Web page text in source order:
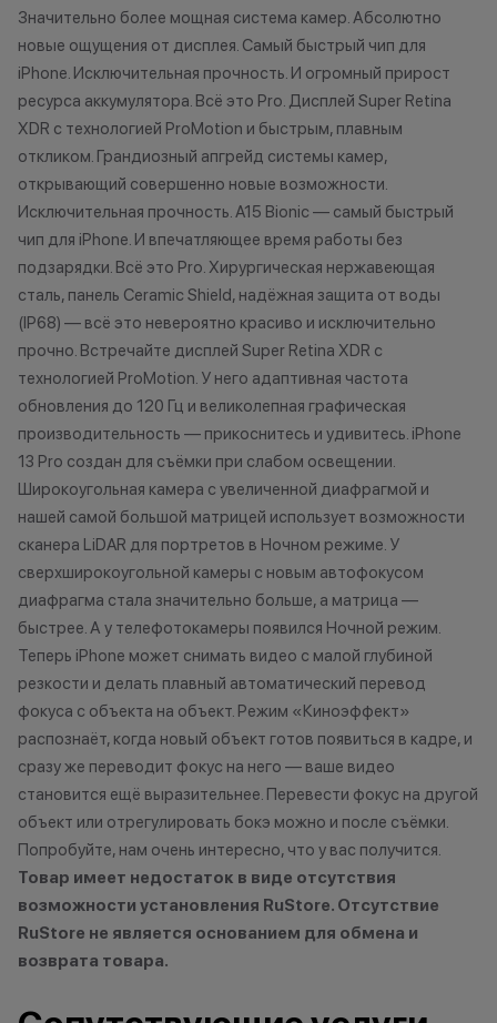
Как можно использовать
баллы
Бонусными баллами можно
оплатить:
до 20% от чека — на аксессуары;
до 10% от чека — на
оригинальную продукцию Dyson и
Xiaomi.
до 5% от чека — на оригинальную
продукцию Apple;
до 2% от чека — на новые iPhone;
Статусы программы
лояльности
Технолев
Кэшбэк: 2%
Заряженный хищник
Кэшбэк: 3%
Царь техно-саванны
Кэшбэк: 4%
Кэшбэк: 5%
Важно знать
1 бонусный балл = 1 рубль.
Баллы начисляются автоматически
*Акции и
*Данная акция
публичной
право
договора
причинам
нарушение
обоснованные
•Организатор
усмотрение
изменить
Значительно более мощная система камер. Абсолютно
новые ощущения от дисплея. Самый быстрый чип для
iPhone. Исключительная прочность. И огромный прирост
ресурса аккумулятора. Всё это Pro. Дисплей Super Retina
XDR с технологией ProMotion и быстрым, плавным
откликом. Грандиозный апгрейд системы камер,
открывающий совершенно новые возможности.
Исключительная прочность. A15 Bionic — самый быстрый
чип для iPhone. И впечатляющее время работы без
подзарядки. Всё это Pro. Хирургическая нержавеющая
сталь, панель Ceramic Shield, надёжная защита от воды
(IP68) — всё это невероятно красиво и исключительно
прочно. Встречайте дисплей Super Retina XDR с
технологией ProMotion. У него адаптивная частота
обновления до 120 Гц и великолепная графическая
производительность — прикоснитесь и удивитесь. iPhone
13 Pro создан для съёмки при слабом освещении.
Широкоугольная камера с увеличенной диафрагмой и
нашей самой большой матрицей использует возможности
сканера LiDAR для портретов в Ночном режиме. У
сверхширокоугольной камеры с новым автофокусом
диафрагма стала значительно больше, а матрица —
быстрее. А у телефотокамеры появился Ночной режим.
Теперь iPhone может снимать видео с малой глубиной
резкости и делать плавный автоматический перевод
фокуса с объекта на объект. Режим «Киноэффект»
распознаёт, когда новый объект готов появиться в кадре, и
сразу же переводит фокус на него — ваше видео
становится ещё выразительнее. Перевести фокус на другой
объект или отрегулировать бокэ можно и после съёмки.
Попробуйте, нам очень интересно, что у вас получится.
Товар имеет недостаток в виде отсутствия
возможности установления RuStore. Отсутствие
RuStore не является основанием для обмена и
возврата товара.